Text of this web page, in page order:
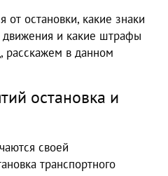
от остановки, какие знаки
и какие штрафы
расскажем в данном
остановка и
своей
транспортного